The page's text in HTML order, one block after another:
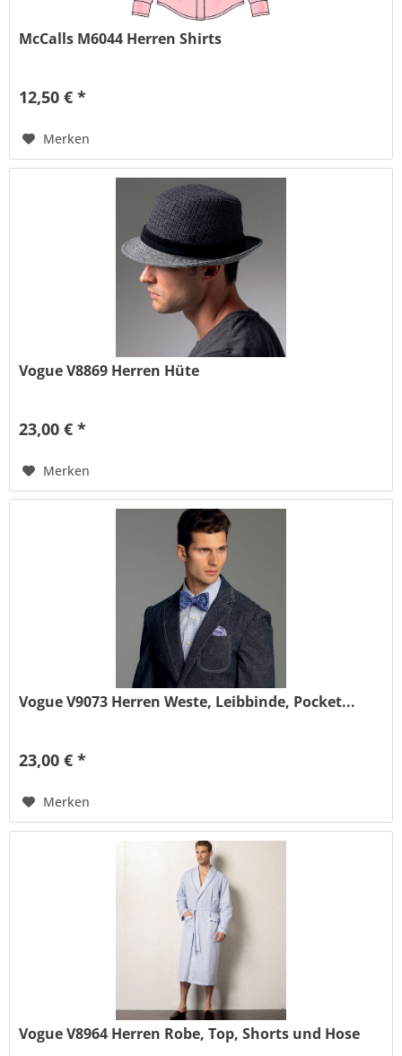
McCalls M6044 Herren Shirts
12,50 € *
Merken
Vogue V8869 Herren Hüte
23,00 € *
Merken
Vogue V9073 Herren Weste, Leibbinde, Pocket...
23,00 € *
Merken
Vogue V8964 Herren Robe, Top, Shorts und Hose